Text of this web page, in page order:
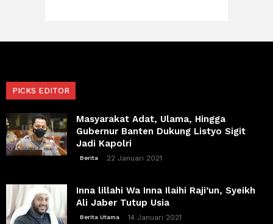
PICKS EDITOR
Masyarakat Adat, Ulama, Hingga
Gubernur Banten Dukung Listyo Sigit
Jadi Kapolri
Berita 22 Januari 2021
Inna lillahi Wa Inna Ilaihi Raji’un, Syeikh
Ali Jaber Tutup Usia
Berita Utama 14 Januari 2021